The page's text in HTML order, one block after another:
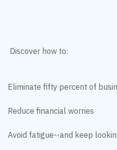
Discover
Eliminate fifty percent of
Reduce financial worries
Avoid fatigue--and keep